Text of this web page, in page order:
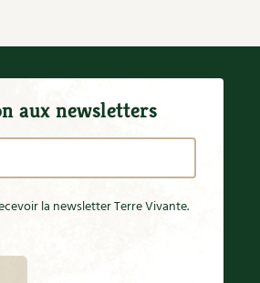
aux newsletters
la newsletter Terre Vivante.